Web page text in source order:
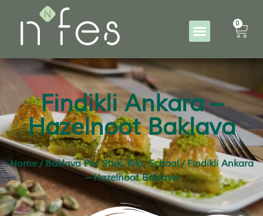
0
Findikli Ankara –
Hazelnoot Baklava
Home/Baklava Per Stuk, Kilo, Schaal/ Findikli Ankara
– Hazelnoot Baklava